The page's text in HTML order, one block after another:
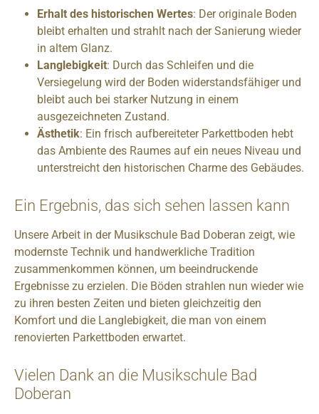
Erhalt des historischen Wertes: Der originale Boden
bleibt erhalten und strahlt nach der Sanierung wieder
in altem Glanz.
Langlebigkeit: Durch das Schleifen und die
Versiegelung wird der Boden widerstandsfähiger und
bleibt auch bei starker Nutzung in einem
ausgezeichneten Zustand.
Ästhetik: Ein frisch aufbereiteter Parkettboden hebt
das Ambiente des Raumes auf ein neues Niveau und
unterstreicht den historischen Charme des Gebäudes.
Ein Ergebnis, das sich sehen lassen kann
Unsere Arbeit in der Musikschule Bad Doberan zeigt, wie
modernste Technik und handwerkliche Tradition
zusammenkommen können, um beeindruckende
Ergebnisse zu erzielen. Die Böden strahlen nun wieder wie
zu ihren besten Zeiten und bieten gleichzeitig den
Komfort und die Langlebigkeit, die man von einem
renovierten Parkettboden erwartet.
Vielen Dank an die Musikschule Bad
Doberan